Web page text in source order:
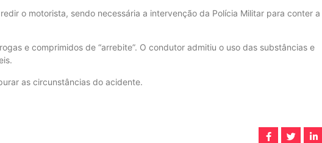
o motorista, sendo necessária a intervenção da Polícia Militar para conter a
e comprimidos de “arrebite”. O condutor admitiu o uso das substâncias e
as circunstâncias do acidente.